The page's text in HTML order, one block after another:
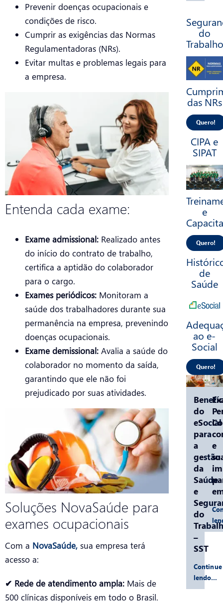
Prevenir doenças ocupacionais e
condições de risco.
Cumprir as exigências das Normas
Regulamentadoras (NRs).
Evitar multas e problemas legais para
a empresa.
Entenda cada exame:
Exame admissional:Realizado antes
do início do contrato de trabalho,
certifica a aptidão do colaborador
para o cargo.
Exames periódicos:Monitoram a
saúde dos trabalhadores durante sua
permanência na empresa, prevenindo
doenças ocupacionais.
Exame demissional:Avalia a saúde do
colaborador no momento da saída,
garantindo que ele não foi
prejudicado por suas atividades.
Soluções NovaSaúde para
exames ocupacionais
Com a NovaSaúde, sua empresa terá
acesso a:
✔ Rede de atendimento ampla:Mais de
500 clínicas disponíveis em todo o Brasil.
do
Trabalho
das NRs
Quero!
CIPA e
SIPAT
e
Quero!
de
Saúde
ao e-
Social
Quero!
do
eSocial
para
a
gestão
da
Saúde
e
do
–
SST
Continue
lendo…
e